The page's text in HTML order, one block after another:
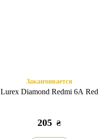
Заканчивается
Lurex Diamond Redmi 6A Red
205 ₴